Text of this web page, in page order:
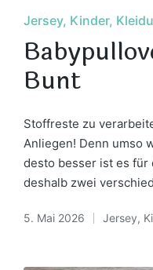
Posted
in
Jersey Kinder
Bunt
Stoffreste zu
Anliegen! Denn umso
desto besser ist es für
deshalb zwei
5. Mai 2026
Posted
Jersey,